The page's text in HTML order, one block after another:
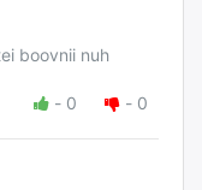
boovnii nuh
- 0 - 0